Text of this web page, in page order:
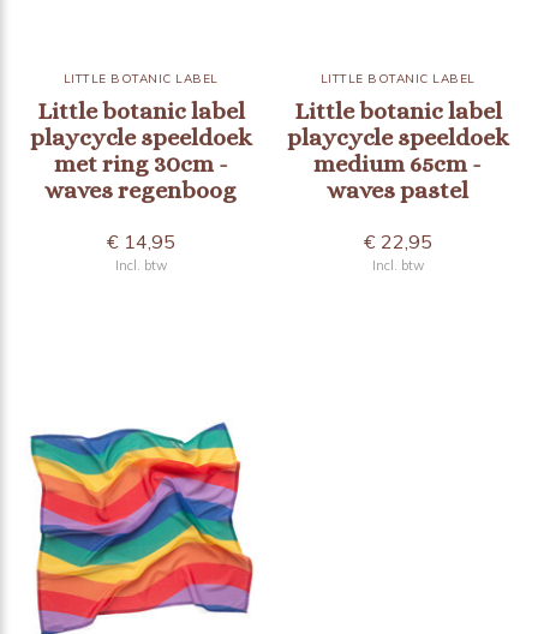
LITTLE BOTANIC LABEL
Little botanic label
playcycle speeldoek
met ring 30cm -
waves regenboog
€ 14,95
Incl. btw
LITTLE BOTANIC LABEL
Little botanic label
playcycle speeldoek
medium 65cm -
waves pastel
€ 22,95
Incl. btw